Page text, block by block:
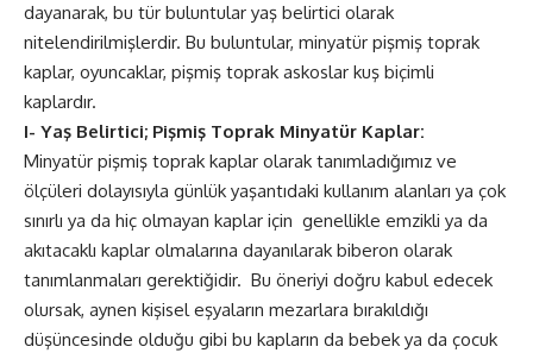
dayanarak, bu tür buluntular yaş belirtici olarak
nitelendirilmişlerdir. Bu buluntular, minyatür pişmiş toprak
kaplar, oyuncaklar, pişmiş toprak askoslar kuş biçimli
kaplardır.
I- Yaş Belirtici; Pişmiş Toprak Minyatür Kaplar:
Minyatür pişmiş toprak kaplar olarak tanımladığımız ve
ölçüleri dolayısıyla günlük yaşantıdaki kullanım alanları ya çok
sınırlı ya da hiç olmayan kaplar için genellikle emzikli ya da
akıtacaklı kaplar olmalarına dayanılarak biberon olarak
tanımlanmaları gerektiğidir. Bu öneriyi doğru kabul edecek
olursak, aynen kişisel eşyaların mezarlara bırakıldığı
düşüncesinde olduğu gibi bu kapların da bebek ya da çocuk